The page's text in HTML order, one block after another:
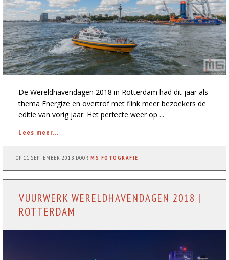
De Wereldhavendagen 2018 in Rotterdam had dit jaar als
thema Energize en overtrof met flink meer bezoekers de
editie van vorig jaar. Het perfecte weer op ...
Lees meer...
OP11 SEPTEMBER 2018 DOORMS FOTOGRAFIE
VUURWERK WERELDHAVENDAGEN 2018 |
ROTTERDAM